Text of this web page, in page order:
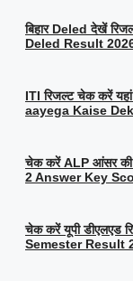
बिहार Deled देखें
Deled Result
ITI रिजल्ट चेक करें
aayega Kaise
चेक करें ALP आंसर की
2 Answer Key
चेक करें यूपी डीएलएड
Semester Result